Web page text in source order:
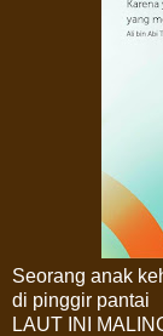
Seorang anak
di pinggir pantai
LAUT INI